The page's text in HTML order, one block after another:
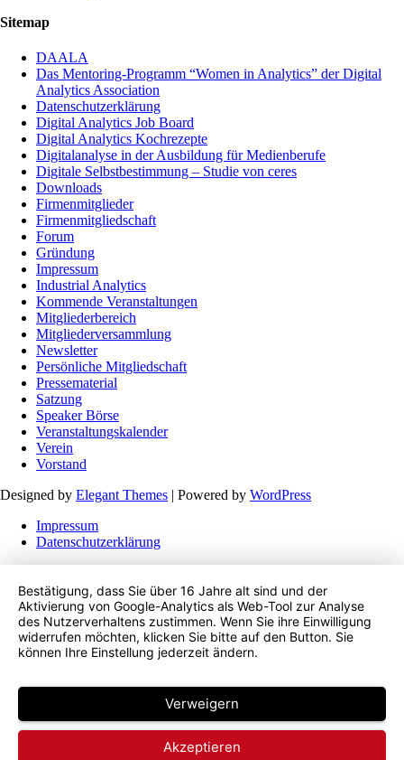
Sitemap
DAALA
Das Mentoring-Programm “Women in Analytics” der Digital
Analytics Association
Datenschutzerklärung
Digital Analytics Job Board
Digital Analytics Kochrezepte
Digitalanalyse in der Ausbildung für Medienberufe
Digitale Selbstbestimmung – Studie von ceres
Downloads
Firmenmitglieder
Firmenmitgliedschaft
Forum
Gründung
Impressum
Industrial Analytics
Kommende Veranstaltungen
Mitgliederbereich
Mitgliederversammlung
Newsletter
Persönliche Mitgliedschaft
Pressematerial
Satzung
Speaker Börse
Veranstaltungskalender
Verein
Vorstand
Designed by Elegant Themes | Powered by WordPress
Impressum
Datenschutzerklärung
Bestätigung, dass Sie über 16 Jahre alt sind und der
Aktivierung von Google-Analytics als Web-Tool zur Analyse
des Nutzerverhaltens zustimmen. Wenn Sie ihre Einwilligung
widerrufen möchten, klicken Sie bitte auf den Button. Sie
können Ihre Einstellung jederzeit ändern.
Verweigern
Akzeptieren